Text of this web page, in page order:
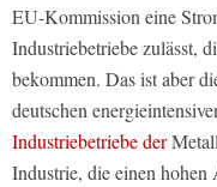
EU-Kommission eine
Industriebetriebe zulässt,
bekommen. Das ist aber
deutschen
Industriebetriebe der
Industrie, die einen